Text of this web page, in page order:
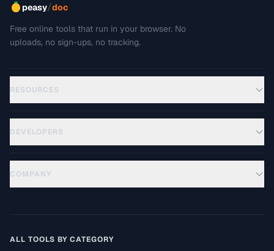
peasy/doc
Free online tools that run in your browser. No
uploads, no sign-ups, no tracking.
RESOURCES
DEVELOPERS
COMPANY
ALL TOOLS BY CATEGORY